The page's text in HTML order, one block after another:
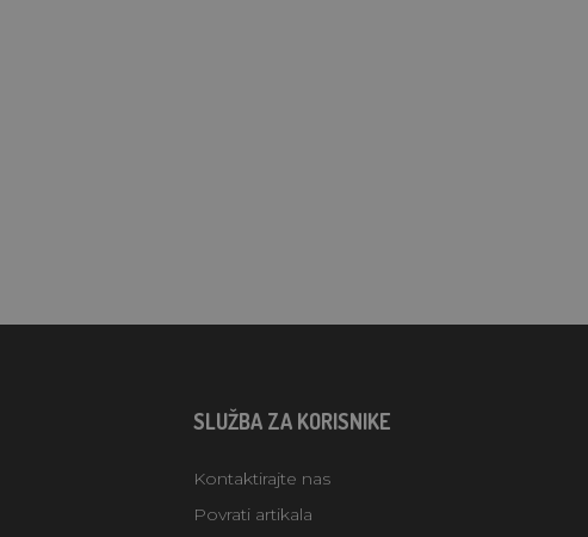
SLUŽBA ZA KORISNIKE
Kontaktirajte nas
Povrati artikala